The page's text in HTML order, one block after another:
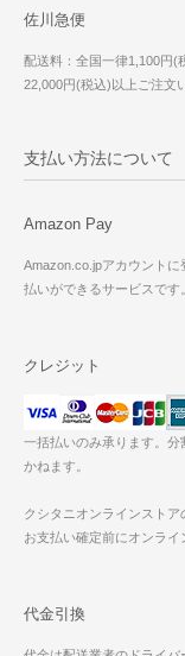
佐川急便
配送料：全国一律1,100円(
22,000円(税込)以上ご注文
支払い方法について
Amazon Pay
Amazon.co.jpアカウント
払いができるサービスです
クレジット
一括払いのみ承ります。
かねます。
クシタニオンラインストア
お支払い確定前にオンラ
代金引換